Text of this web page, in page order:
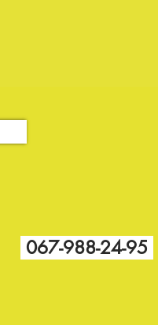
067-988-24-95